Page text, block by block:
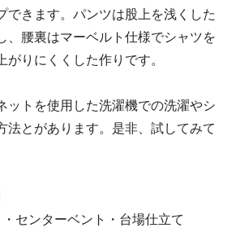
できます。パンツは股上を浅くした
、腰裏はマーベルト仕様でシャツを
がりにくくした作りです。
ットを使用した洗濯機での洗濯やシ
法とがあります。是非、試してみて
・センターベント・台場仕立て